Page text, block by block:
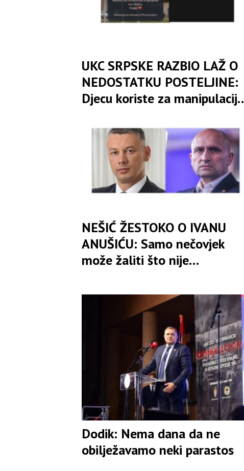
UKC SRPSKE RAZBIO LAŽ O
NEDOSTATKU POSTELJINE:
Djecu koriste za manipulaciju
poena
NEŠIĆ ŽESTOKO O IVANU
ANUŠIĆU: Samo nečovjek
može žaliti što nije
250.000 Srba
Dodik: Nema dana da ne
obilježavamo neki parastos